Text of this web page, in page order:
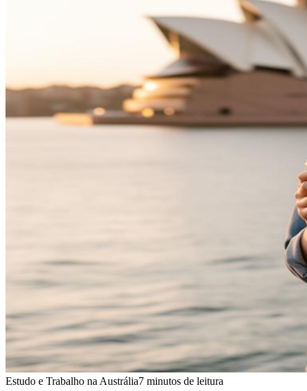
Estudo e Trabalho na Austrália7 minutos de leitura